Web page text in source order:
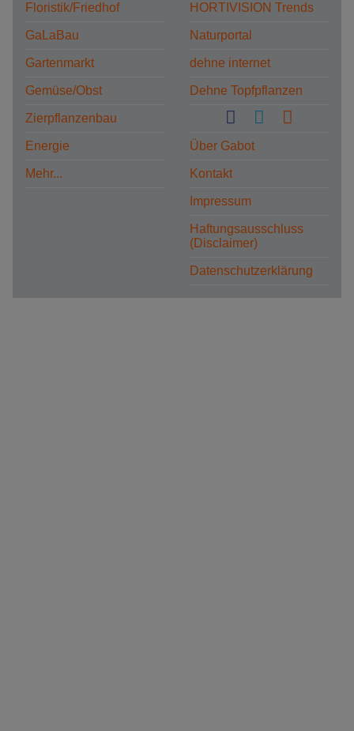
Floristik/Friedhof
GaLaBau
Gartenmarkt
Gemüse/Obst
Zierpflanzenbau
Energie
Mehr...
HORTIVISION Trends
Naturportal
dehne internet
Dehne Topfpflanzen
Über Gabot
Kontakt
Impressum
Haftungsausschluss
(Disclaimer)
Datenschutzerklärung